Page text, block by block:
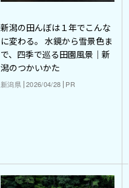
新潟の田んぼは１年でこんな
に変わる。 水鏡から雪景色ま
で、四季で巡る田園風景｜新
潟のつかいかた
新潟県 2026/04/28 PR